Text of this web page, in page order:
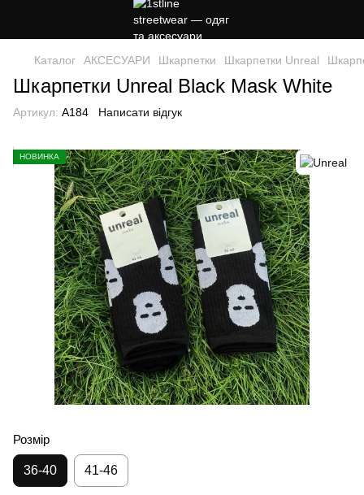
Каталог АКСЕСУАРИ Шкарпетки Шкарпетки Unreal
Шкарпетки Unreal Black Mask Whitе
Артикул: A184 Написати відгук
НОВИНКА
Розмір
36-40 41-46